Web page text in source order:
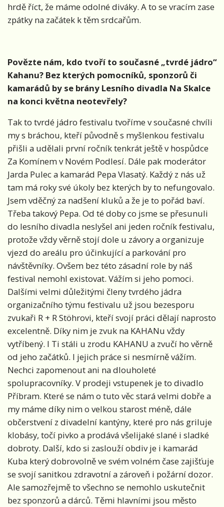
hrdě říct, že máme odolné diváky. A to se vracím zase
zpátky na začátek k těm srdcařům.
Povězte nám, kdo tvoří to současné „tvrdé jádro“
Kahanu? Bez kterých pomocníků, sponzorů či
kamarádů by se brány Lesního divadla Na Skalce
na konci května neotevřely?
Tak to tvrdé jádro festivalu tvoříme v současné chvíli
my s bráchou, kteří původně s myšlenkou festivalu
přišli a udělali první ročník tenkrát ještě v hospůdce
Za Komínem v Novém Podlesí. Dále pak moderátor
Jarda Pulec a kamarád Pepa Vlasatý. Každý z nás už
tam má roky své úkoly bez kterých by to nefungovalo.
Jsem vděčný za nadšení kluků a že je to pořád baví.
Třeba takový Pepa. Od té doby co jsme se přesunuli
do lesního divadla neslyšel ani jeden ročník festivalu,
protože vždy věrně stojí dole u závory a organizuje
vjezd do areálu pro účinkující a parkování pro
návštěvníky. Ovšem bez této zásadní role by náš
festival nemohl existovat. Vážím si jeho pomoci.
Dalšími velmi důležitými členy tvrdého jádra
organizačního týmu festivalu už jsou bezesporu
zvukaři R + R Stöhrovi, kteří svojí práci dělají naprosto
excelentně. Díky nim je zvuk na KAHANu vždy
vytříbený. I Ti stáli u zrodu KAHANU a zvučí ho věrně
od jeho začátků. I jejich práce si nesmírně vážím.
Nechci zapomenout ani na dlouholeté
spolupracovníky. V prodeji vstupenek je to divadlo
Příbram. Které se nám o tuto věc stará velmi dobře a
my máme díky nim o velkou starost méně, dále
občerstvení z divadelní kantýny, které pro nás griluje
klobásy, točí pivko a prodává všelijaké slané i sladké
dobroty. Další, kdo si zaslouží obdiv je i kamarád
Kuba který dobrovolně ve svém volném čase zajišťuje
se svojí sanitkou zdravotní a zároveň i požární dozor.
Ale samozřejmě to všechno se nemohlo uskutečnit
bez sponzorů a dárců. Těmi hlavními jsou město